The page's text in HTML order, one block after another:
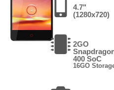
4.7"
(1280x720)
2GO
400 SoC
16GO